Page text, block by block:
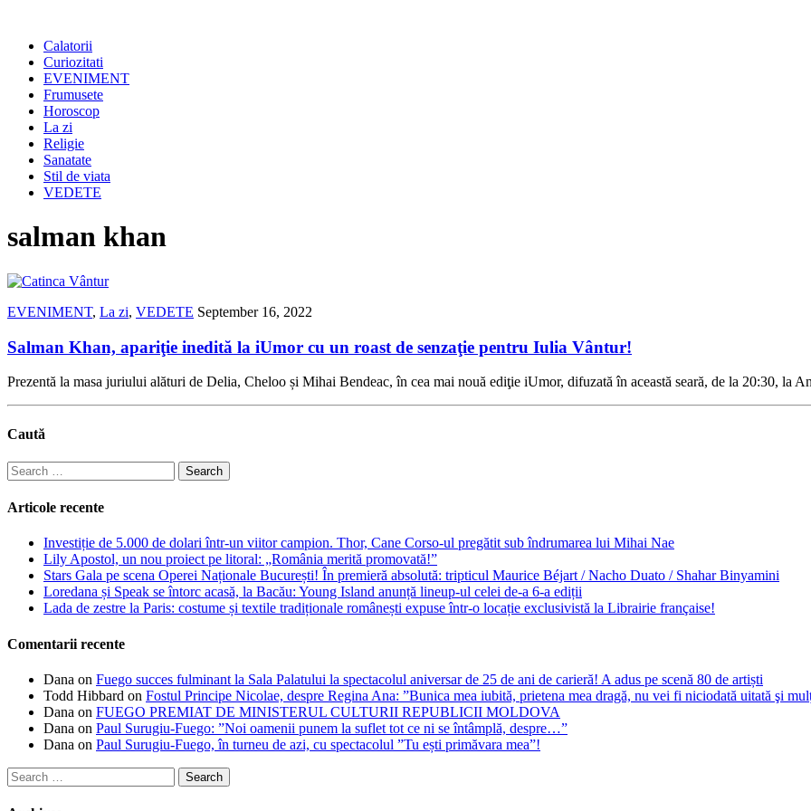
Calatorii
Curiozitati
EVENIMENT
Frumusete
Horoscop
La zi
Religie
Sanatate
Stil de viata
VEDETE
salman khan
EVENIMENT, La zi, VEDETE September 16, 2022
Salman Khan, apariţie inedită la iUmor cu un roast de senzaţie pentru Iulia Vântur!
Prezentă la masa juriului alături de Delia, Cheloo și Mihai Bendeac, în cea mai nouă ediţie iUmor, difuzată în această seară, de la 20:30, la
Caută
Search
for:
Articole recente
Investiție de 5.000 de dolari într-un viitor campion. Thor, Cane Corso-ul pregătit sub îndrumarea lui Mihai Nae
Lily Apostol, un nou proiect pe litoral: „România merită promovată!”
Stars Gala pe scena Operei Naționale București! În premieră absolută: tripticul Maurice Béjart / Nacho Duato / Shahar Binyamini
Loredana și Speak se întorc acasă, la Bacău: Young Island anunță lineup-ul celei de-a 6-a ediții
Lada de zestre la Paris: costume și textile tradiționale românești expuse într-o locație exclusivistă la Librairie française!
Comentarii recente
Dana on Fuego succes fulminant la Sala Palatului la spectacolul aniversar de 25 de ani de carieră! A adus pe scenă 80 de artiști
Todd Hibbard on Fostul Principe Nicolae, despre Regina Ana: ”Bunica mea iubită, prietena mea dragă, nu vei fi niciodată uitată şi
Dana on FUEGO PREMIAT DE MINISTERUL CULTURII REPUBLICII MOLDOVA
Dana on Paul Surugiu-Fuego: ”Noi oamenii punem la suflet tot ce ni se întâmplă, despre…”
Dana on Paul Surugiu-Fuego, în turneu de azi, cu spectacolul ”Tu ești primăvara mea”!
Search
for: